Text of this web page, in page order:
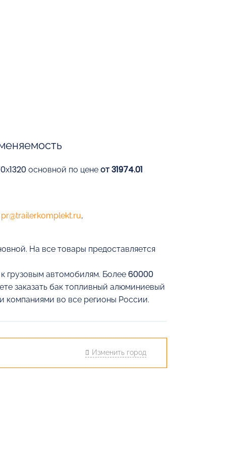
основной по цене от 31974.01
pr@trailerkomplekt.ru,
На все товары предоставляется
грузовым автомобилям. Более 60000
заказать бак топливный алюминиевый
компаниями во все регионы России.
Изменить город